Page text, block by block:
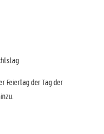
Feiertag der Tag der